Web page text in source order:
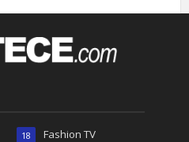
Fashion TV
18